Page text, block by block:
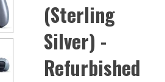
(Sterling
Silver) -
Refurbished